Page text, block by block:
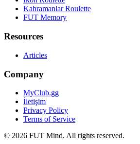
Kahramanlar Roulette
FUT Memory
Resources
Articles
Company
MyClub.gg
İletişim
Privacy Policy
Terms of Service
© 2026 FUT Mind. All rights reserved.